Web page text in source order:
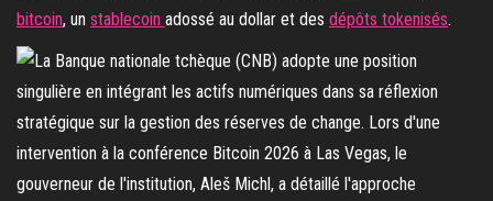
bitcoin, un stablecoin adossé au dollar et des dépôts tokenisés.